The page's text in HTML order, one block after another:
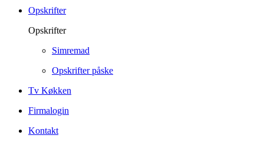
Opskrifter
Opskrifter
Simremad
Opskrifter påske
Tv Køkken
Firmalogin
Kontakt